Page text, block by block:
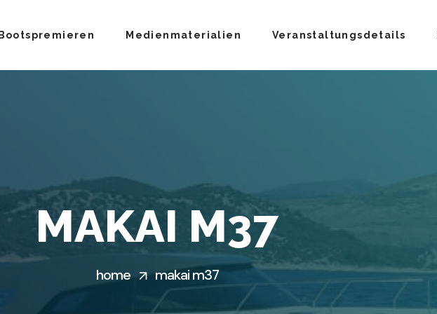
Bootspremieren Medienmaterialien Veranstaltungsdetails
MAKAI M37
home makai m37